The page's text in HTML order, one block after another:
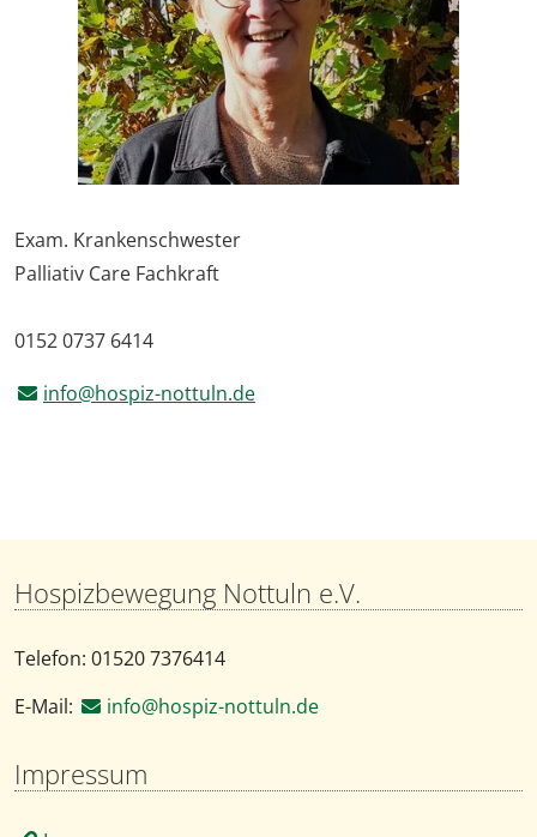
Exam. Krankenschwester
Palliativ Care Fachkraft
0152 0737 6414
info@hospiz-nottuln.de
Hospizbewegung Nottuln e.V.
Telefon: 01520 7376414
E-Mail:
info@hospiz-nottuln.de
Impressum